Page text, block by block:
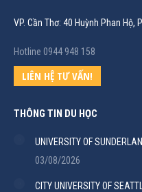
VP. Cần Thơ: 40 Huỳnh Phan Hộ,
Hotline 0944 948 158
LIÊN HỆ TƯ VẤN!
THÔNG TIN DU HỌC
UNIVERSITY OF
03/08/2026
CITY UNIVERSITY OF